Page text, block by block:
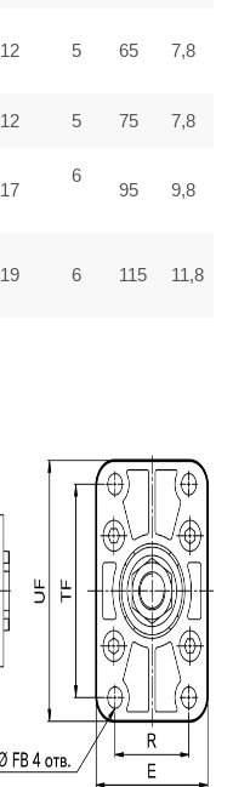
12 5 65 7,8
12 5 75 7,8
17
6
95 9,8
19 6 115 11,8